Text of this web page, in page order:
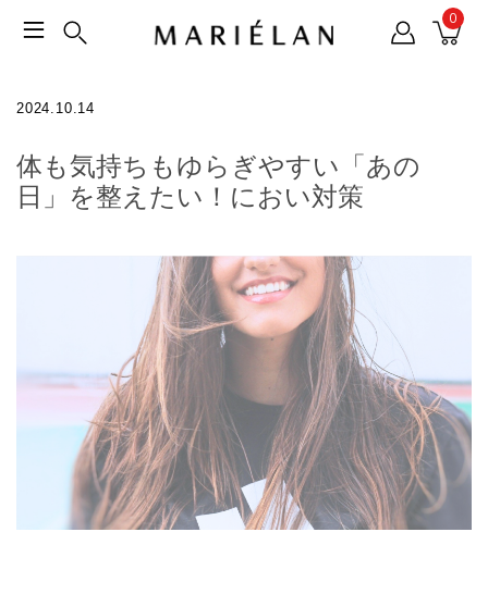
0
2024.10.14
体も気持ちもゆらぎやすい「あの
日」を整えたい！におい対策